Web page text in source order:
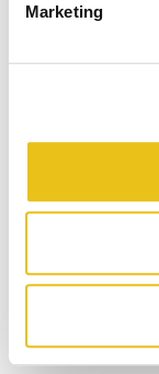
Marketing